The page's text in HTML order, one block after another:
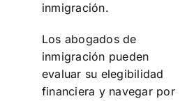
inmigración.
Los abogados de
inmigración pueden
evaluar su elegibilidad
financiera y navegar por